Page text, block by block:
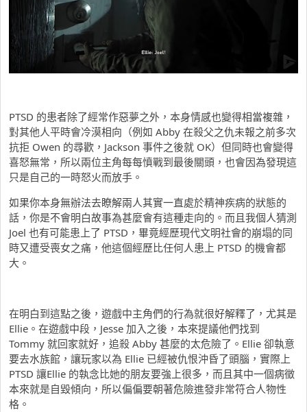
PTSD 的患者除了經常作惡夢之外，本身情感也變得相當複雜，
對其他人平時會冷漠相向（例如 Abby 在殺父之仇未報之前多次
抗拒 Owen 的尋歡，Jackson 事件之後就 OK）但同時也會變得
喜怒無常，所以兩位主角每每憤戰到最後關頭，也會因為發現這
只是自己的一時怒火而放手。
如果你本身無辦法去瞭解兩人其實一直處於精神疾病的狀態的
話，你是不會明白故事為甚麼會有這種走向的。而且我個人猜測
Joel 也有可能患上了 PTSD，畢竟經歷現代文明社會的崩塌的同
時又遭受喪女之痛，他這個經歷比任何人患上 PTSD 的機會都
大。
在明白到這點之後，遊戲中主角們的行為就很好解釋了，尤其是
Ellie。在遊戲中段，Jesse 加入之後，本來提議他們找到
Tommy 就回家就好，追殺 Abby 甚麼的太危險了。Ellie 卻執意
要去水族館，讓玩家以為 Ellie 已經被仇恨沖昏了頭腦，實際上
PTSD 讓Ellie 的執念比她的朋友要強上很多，而且其中一個病徵
本來就是自毀傾向，所以偏偏要朝著危險進發非常符合人物性
格。